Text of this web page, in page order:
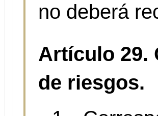
no deberá
Artículo 29.
de riesgos.